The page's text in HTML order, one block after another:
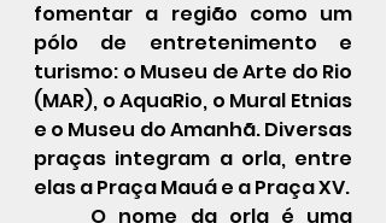
fomentar a região como um
pólo de entretenimento e
turismo: o Museu de Arte do Rio
(MAR), o AquaRio, o Mural Etnias
e o Museu do Amanhã. Diversas
praças integram a orla, entre
elas a Praça Mauá e a Praça XV
O nome da orla é uma